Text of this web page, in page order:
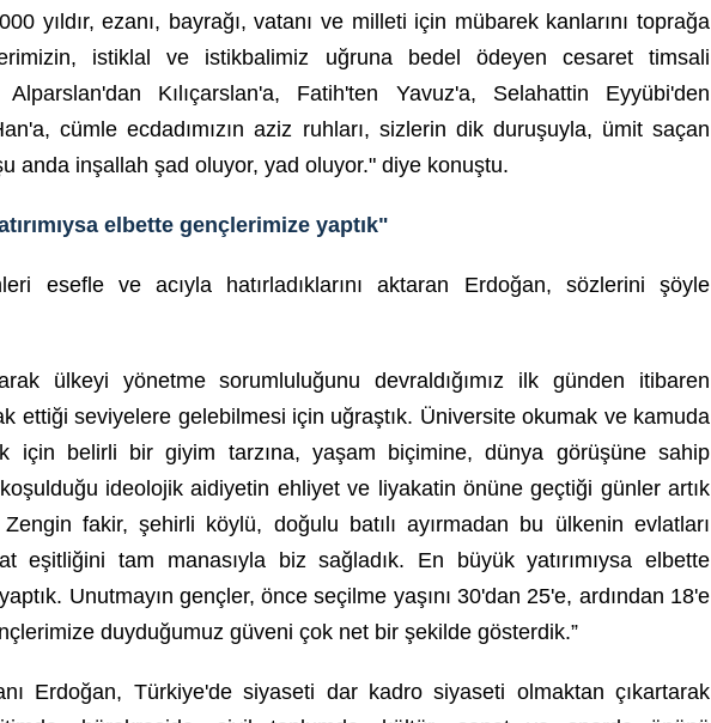
yıldır, ezanı, bayrağı, vatanı ve milleti için mübarek kanlarını toprağa
istiklal ve istikbalimiz uğruna bedel ödeyen cesaret timsali
Alparslan'dan Kılıçarslan'a, Fatih'ten Yavuz'a, Selahattin Eyyübi'den
cümle ecdadımızın aziz ruhları, sizlerin dik duruşuyla, ümit saçan
anda inşallah şad oluyor, yad oluyor." diye konuştu.
elbette gençlerimize yaptık"
esefle ve acıyla hatırladıklarını aktaran Erdoğan, sözlerini şöyle
ülkeyi yönetme sorumluluğunu devraldığımız ilk günden itibaren
ettiği seviyelere gelebilmesi için uğraştık. Üniversite okumak ve kamuda
için belirli bir giyim tarzına, yaşam biçimine, dünya görüşüne sahip
ideolojik aidiyetin ehliyet ve liyakatin önüne geçtiği günler artık
fakir, şehirli köylü, doğulu batılı ayırmadan bu ülkenin evlatları
eşitliğini tam manasıyla biz sağladık. En büyük yatırımıysa elbette
Unutmayın gençler, önce seçilme yaşını 30'dan 25'e, ardından 18'e
duyduğumuz güveni çok net bir şekilde gösterdik.”
Erdoğan, Türkiye'de siyaseti dar kadro siyaseti olmaktan çıkartarak